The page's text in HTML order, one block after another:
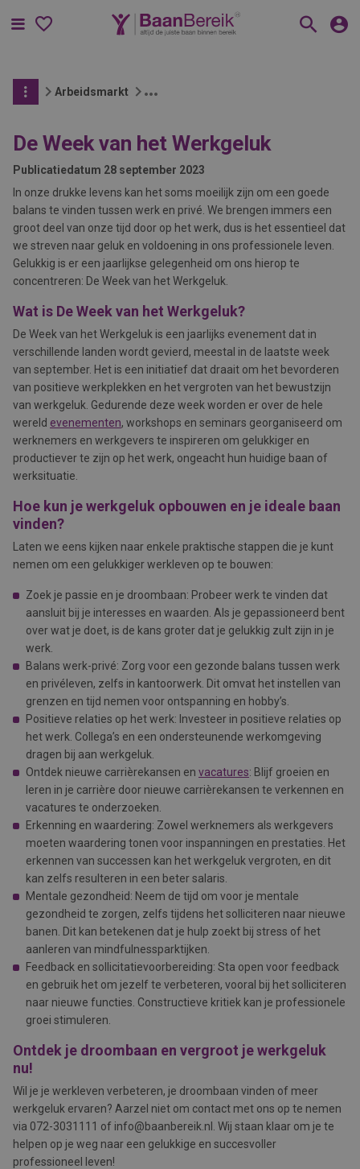
Menu
Arbeidsmarkt
De Week van het Werkgeluk
Publicatiedatum 28 september 2023
In onze drukke levens kan het soms moeilijk zijn om een goede
balans te vinden tussen werk en privé. We brengen immers een
groot deel van onze tijd door op het werk, dus is het essentieel dat
we streven naar geluk en voldoening in ons professionele leven.
Gelukkig is er een jaarlijkse gelegenheid om ons hierop te
concentreren: De Week van het Werkgeluk.
Wat is De Week van het Werkgeluk?
De Week van het Werkgeluk is een jaarlijks evenement dat in
verschillende landen wordt gevierd, meestal in de laatste week
van september. Het is een initiatief dat draait om het bevorderen
van positieve werkplekken en het vergroten van het bewustzijn
van werkgeluk. Gedurende deze week worden er over de hele
wereld evenementen, workshops en seminars georganiseerd om
werknemers en werkgevers te inspireren om gelukkiger en
productiever te zijn op het werk, ongeacht hun huidige baan of
werksituatie.
Hoe kun je werkgeluk opbouwen en je ideale baan
vinden?
Laten we eens kijken naar enkele praktische stappen die je kunt
nemen om een gelukkiger werkleven op te bouwen:
Zoek je passie en je droombaan: Probeer werk te vinden dat
aansluit bij je interesses en waarden. Als je gepassioneerd bent
over wat je doet, is de kans groter dat je gelukkig zult zijn in je
werk.
Balans werk-privé: Zorg voor een gezonde balans tussen werk
en privéleven, zelfs in kantoorwerk. Dit omvat het instellen van
grenzen en tijd nemen voor ontspanning en hobby’s.
Positieve relaties op het werk: Investeer in positieve relaties op
het werk. Collega’s en een ondersteunende werkomgeving
dragen bij aan werkgeluk.
Ontdek nieuwe carrièrekansen en vacatures: Blijf groeien en
leren in je carrière door nieuwe carrièrekansen te verkennen en
vacatures te onderzoeken.
Erkenning en waardering: Zowel werknemers als werkgevers
moeten waardering tonen voor inspanningen en prestaties. Het
erkennen van successen kan het werkgeluk vergroten, en dit
kan zelfs resulteren in een beter salaris.
Mentale gezondheid: Neem de tijd om voor je mentale
gezondheid te zorgen, zelfs tijdens het solliciteren naar nieuwe
banen. Dit kan betekenen dat je hulp zoekt bij stress of het
aanleren van mindfulnessparktijken.
Feedback en sollicitatievoorbereiding: Sta open voor feedback
en gebruik het om jezelf te verbeteren, vooral bij het solliciteren
naar nieuwe functies. Constructieve kritiek kan je professionele
groei stimuleren.
Ontdek je droombaan en vergroot je werkgeluk
nu!
Wil je je werkleven verbeteren, je droombaan vinden of meer
werkgeluk ervaren? Aarzel niet om contact met ons op te nemen
via 072-3031111 of info@baanbereik.nl. Wij staan klaar om je te
helpen op je weg naar een gelukkige en succesvoller
professioneel leven!